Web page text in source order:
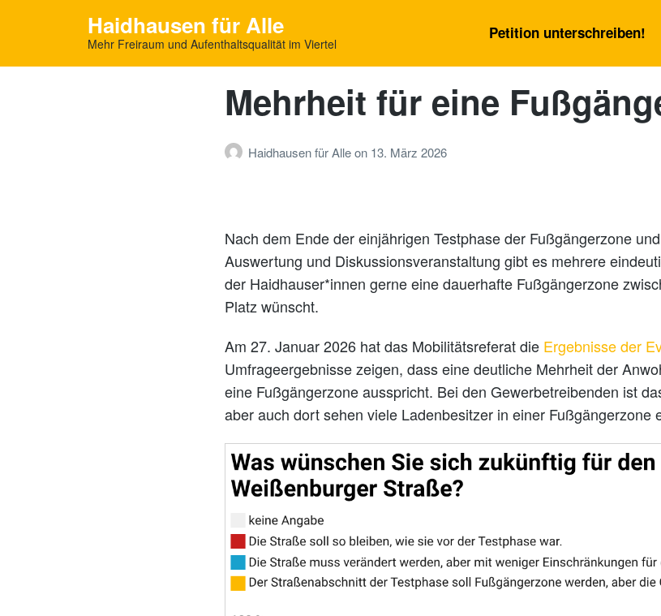
Haidhausen für Alle
Mehr Freiraum und Aufenthaltsqualität im Viertel
Petition unterschreiben!
Mehrheit für eine
Haidhausen für Alleon 13. März 2026
Nach dem Ende der einjährigen Testphase der Fußgängerzone
Auswertung und Diskussionsveranstaltung gibt es mehrere
der Haidhauser*innen gerne eine dauerhafte Fußgängerzone
Platz wünscht.
Am 27. Januar 2026 hat das Mobilitätsreferat die Ergebnisse der
Umfrageergebnisse zeigen, dass eine deutliche Mehrheit der
eine Fußgängerzone ausspricht. Bei den Gewerbetreibenden ist
aber auch dort sehen viele Ladenbesitzer in einer Fußgängerzone